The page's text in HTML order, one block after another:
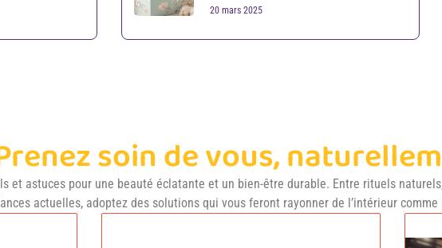
20 mars 2025
soin de vous,
et astuces pour une beauté éclatante et un bien-être durable. Entre rituels
actuelles, adoptez des solutions qui vous feront rayonner de l’intérieur comme